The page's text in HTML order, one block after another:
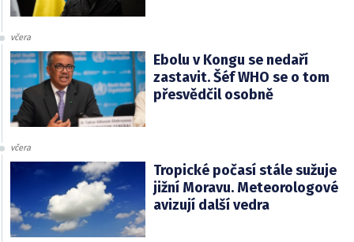
včera
Ebolu v Kongu se nedaří
zastavit. Šéf WHO se o tom
přesvědčil osobně
včera
Tropické počasí stále sužuje
jižní Moravu. Meteorologové
avizují další vedra